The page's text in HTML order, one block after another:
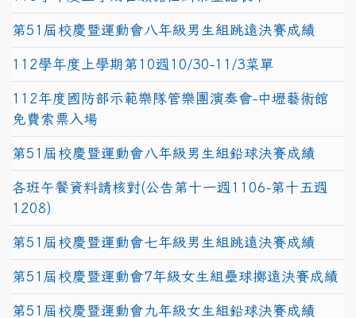
第51屆校慶暨運動會八年級男生組跳遠決賽成績
112學年度上學期第10週10/30-11/3菜單
112年度國防部示範樂隊管樂團演奏會-中壢藝術館
免費索票入場
第51屆校慶暨運動會八年級男生組鉛球決賽成績
各班午餐資料請核對(公告第十一週1106-第十五週
1208)
第51屆校慶暨運動會七年級男生組跳遠決賽成績
第51屆校慶暨運動會7年級女生組壘球擲遠決賽成績
第51屆校慶暨運動會九年級女生組鉛球決賽成績